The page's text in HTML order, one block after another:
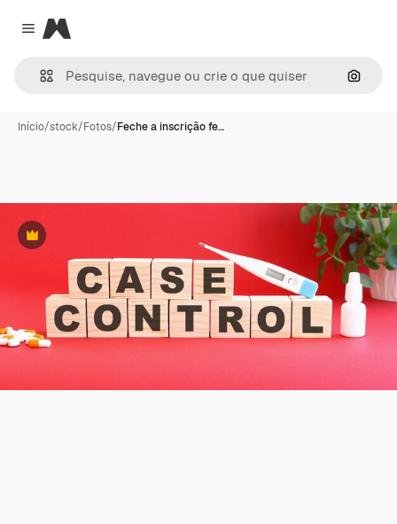
Close menu
Magnific
Início/stock/Fotos/Feche a inscrição fe…
Premium